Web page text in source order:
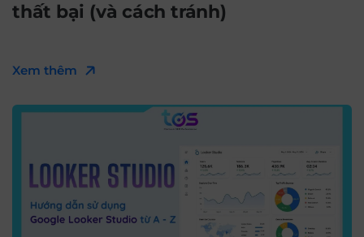
thất bại (và cách tránh)
Xem thêm